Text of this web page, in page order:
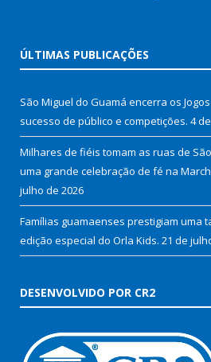
ÚLTIMAS PUBLICAÇÕES
São Miguel do Guamá encerra os
sucesso de público e competições. 4
Milhares de fiéis tomam as ruas de
uma grande celebração de fé na
julho de 2026
Famílias guamaenses prestigiam uma
edição especial do Orla Kids. 21 de
DESENVOLVIDO POR CR2